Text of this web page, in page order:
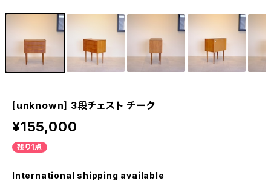
[unknown] 3段チェスト チーク
¥155,000
残り1点
International shipping available